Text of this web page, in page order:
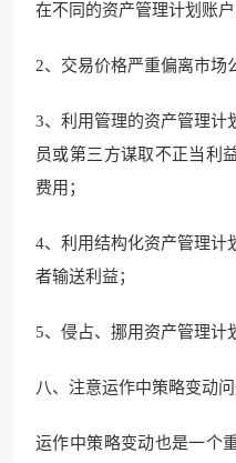
在不同的资产管理计划账
2、交易价格严重偏离市场
3、利用管理的资产管理计
员或第三方谋取不正当利
费用；
4、利用结构化资产管理计
者输送利益；
5、侵占、挪用资产管理计
八、注意运作中策略变动
运作中策略变动也是一个